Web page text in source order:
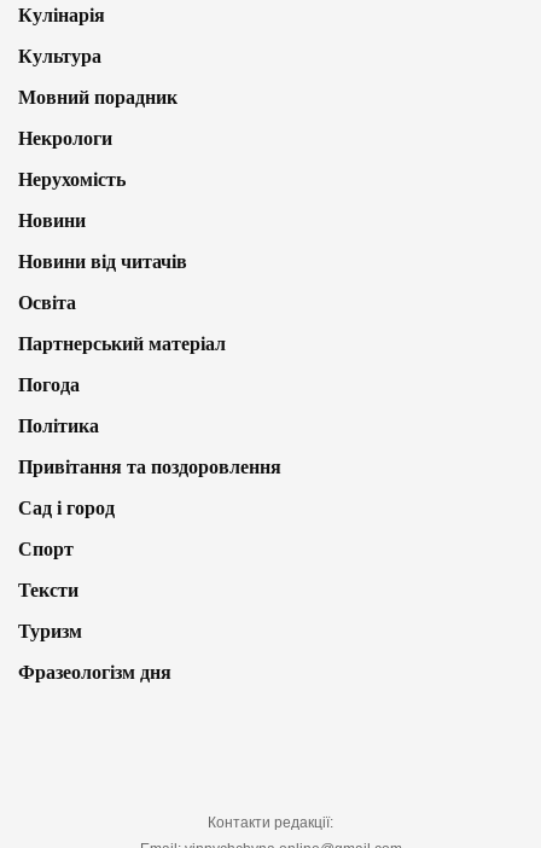
Кулінарія
Культура
Мовний порадник
Некрологи
Нерухомість
Новини
Новини від читачів
Освіта
Партнерський матеріал
Погода
Політика
Привітання та поздоровлення
Сад і город
Спорт
Тексти
Туризм
Фразеологізм дня
Контакти редакції: